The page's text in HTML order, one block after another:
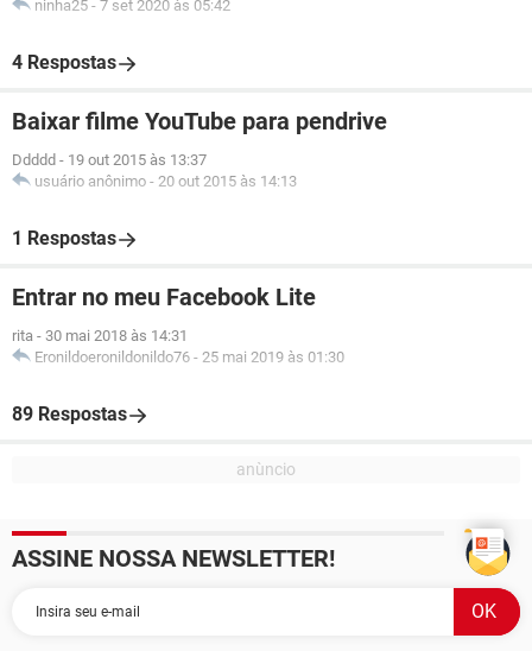
ninha25 - 7 set 2020 às 05:42
4 Respostas
Baixar filme YouTube para pendrive
Ddddd - 19 out 2015 às 13:37
usuário anônimo - 20 out 2015 às 14:13
1 Respostas
Entrar no meu Facebook Lite
rita - 30 mai 2018 às 14:31
Eronildoeronildonildo76 - 25 mai 2019 às 01:30
89 Respostas
ASSINE NOSSA NEWSLETTER!